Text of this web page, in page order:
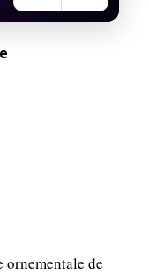
ornementale de